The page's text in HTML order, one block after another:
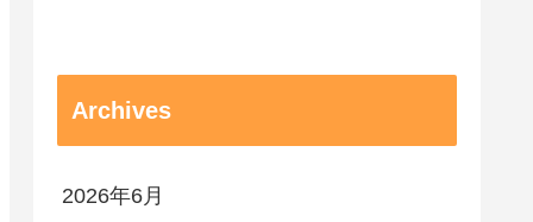
Archives
2026年6月